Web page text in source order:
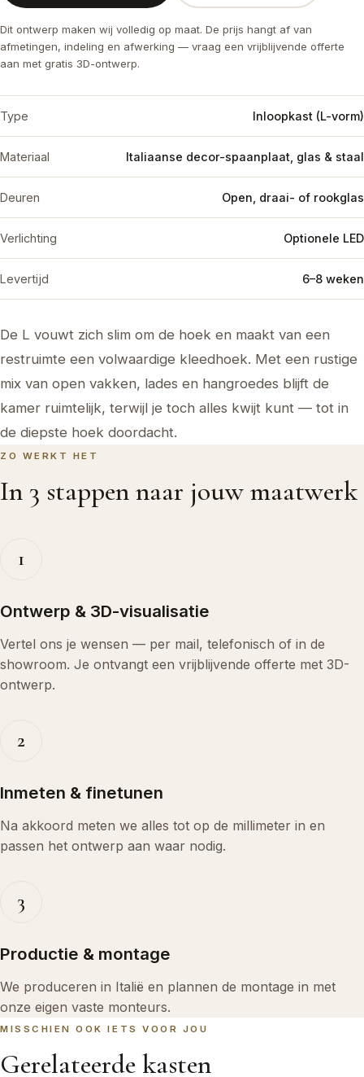
Dit ontwerp maken wij volledig op maat. De prijs hangt af van
afmetingen, indeling en afwerking — vraag een vrijblijvende offerte
aan met gratis 3D-ontwerp.
Type Inloopkast (L-vorm)
Materiaal Italiaanse decor-spaanplaat, glas & staal
Deuren Open, draai- of rookglas
Verlichting Optionele LED
Levertijd 6–8 weken
De L vouwt zich slim om de hoek en maakt van een
restruimte een volwaardige kleedhoek. Met een rustige
mix van open vakken, lades en hangroedes blijft de
kamer ruimtelijk, terwijl je toch alles kwijt kunt — tot in
de diepste hoek doordacht.
ZO WERKT HET
In 3 stappen naar jouw maatwerk
1
Ontwerp & 3D-visualisatie
Vertel ons je wensen — per mail, telefonisch of in de
showroom. Je ontvangt een vrijblijvende offerte met 3D-
ontwerp.
2
Inmeten & finetunen
Na akkoord meten we alles tot op de millimeter in en
passen het ontwerp aan waar nodig.
3
Productie & montage
We produceren in Italië en plannen de montage in met
onze eigen vaste monteurs.
MISSCHIEN OOK IETS VOOR JOU
Gerelateerde kasten